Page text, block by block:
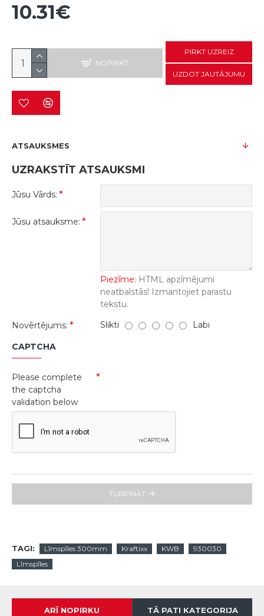
10.31€
NOPIRKT
PIRKT UZREIZ
UZDOT JAUTĀJUMU
ATSAUKSMES
UZRAKSTĪT ATSAUKSMI
Jūsu Vārds:
Jūsu atsauksme:
Piezīme: HTML apzīmējumi
neatbalstās! Izmantojiet parastu
tekstu.
Novērtējums:
Slikti Labi
CAPTCHA
Please complete
the captcha
validation below
TURPINĀT
TAGI: Līmspīles 300mm Kraftixx KWB
930030
Līmspīles
ARĪ NOPIRKU TĀ PATI KATEGORIJA